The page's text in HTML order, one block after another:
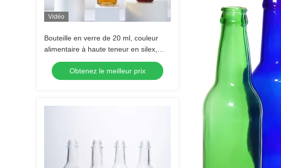
Vidéo
Bouteille en verre de 20 ml, couleur
alimentaire à haute teneur en silex,
sauce, bouteille en verre avec bouchon
Obtenez le meilleur prix